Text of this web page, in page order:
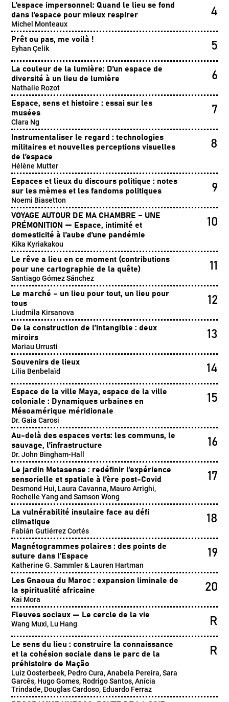
4
L’espace impersonnel: Quand le lieu se fond
dans l’espace pour mieux respirer
Michel Monteaux
5
Prêt ou pas, me voilà !
Eyhan Çelik
6
La couleur de la lumière: D’un espace de
diversité à un lieu de lumière
Nathalie Rozot
7
Espace, sens et histoire : essai sur les
musées
Clara Ng
8
Instrumentaliser le regard : technologies
militaires et nouvelles perceptions visuelles
de l’espace
Hélène Mutter
9
Espaces et lieux du discours politique : notes
sur les mèmes et les fandoms politiques
Noemi Biasetton
10
VOYAGE AUTOUR DE MA CHAMBRE – UNE
PRÉMONITION — Espace, intimité et
domesticité à l’aube d’une pandémie
Kika Kyriakakou
11
Le rêve a lieu en ce moment (contributions
pour une cartographie de la quête)
Santiago Gómez Sánchez
12
Le marché – un lieu pour tout, un lieu pour
tous
Liudmila Kirsanova
13
De la construction de l’intangible : deux
miroirs
Mariau Urrusti
14
Souvenirs de lieux
Lilia Benbelaïd
15
Espace de la ville Maya, espace de la ville
coloniale : Dynamiques urbaines en
Mésoamérique méridionale
Dr. Gaia Carosi
16
Au-delà des espaces verts: les communs, le
sauvage, l’infrastructure
Dr. John Bingham-Hall
17
Le jardin Metasense : redéfinir l’expérience
sensorielle et spatiale à l’ère post-Covid
Desmond Hui, Laura Cavanna, Mauro Arrighi,
Rochelle Yang and Samson Wong
18
La vulnérabilité insulaire face au défi
climatique
Fabián Gutiérrez Cortés
19
Magnétogrammes polaires : des points de
suture dans l’Espace
Katherine G. Sammler & Lauren Hartman
20
Les Gnaoua du Maroc : expansion liminale de
la spiritualité africaine
Kai Mora
R
Fleuves sociaux — Le cercle de la vie
Wang Muxi, Lu Hang
R
Le sens du lieu : construire la connaissance
et la cohésion sociale dans le parc de la
préhistoire de Mação
Luiz Oosterbeek, Pedro Cura, Anabela Pereira, Sara
Garcês, Hugo Gomes, Rodrigo Santos, Anícia
Trindade, Douglas Cardoso, Eduardo Ferraz